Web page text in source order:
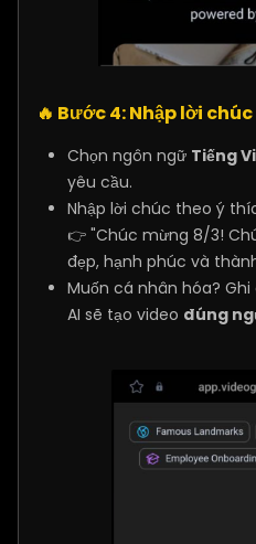
🔥 Bước 4: Nhập lời
Chọn ngôn ngữ Tiếng
yêu cầu.
Nhập lời chúc theo ý
👉 "Chúc mừng 8/3!
đẹp, hạnh phúc và
Muốn cá nhân hóa?
AI sẽ tạo video đúng